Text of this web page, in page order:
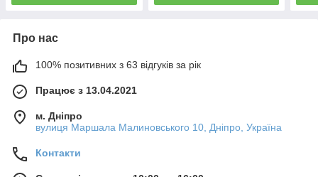
Про нас
100% позитивних з 63 відгуків за рік
Працює з 13.04.2021
м. Дніпро
вулиця Маршала Малиновського 10, Дніпро, Україна
Контакти